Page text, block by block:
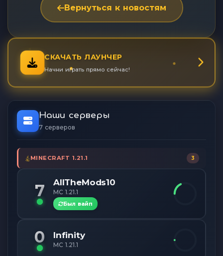
Вернуться к новостям
СКАЧАТЬ ЛАУНЧЕР
Начни играть прямо сейчас!
Наши серверы
7 серверов
MINECRAFT 1.21.1 3
7 AllTheMods10
MC 1.21.1
Был вайп
0 Infinity
MC 1.21.1